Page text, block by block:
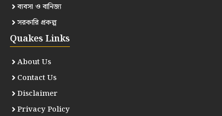
ব্যবসা ও বানিজ্য
সরকারি প্রকল্প
Quakes Links
About Us
Contact Us
Disclaimer
Privacy Policy